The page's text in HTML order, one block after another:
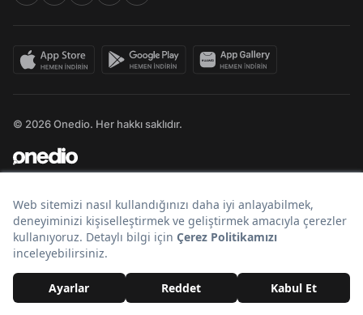
© 2026 Onedio. Her hakkı saklıdır.
Bir markasıdır.